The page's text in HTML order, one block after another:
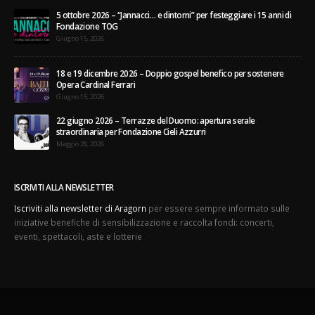
5 ottobre 2026 – “Jannacci… e dintorni” per festeggiare i 15 anni di
Fondazione TOG
Giugno 15, 2026
18 e 19 dicembre 2026 – Doppio gospel benefico per sostenere
Opera Cardinal Ferrari
Giugno 15, 2026
22 giugno 2026 – Terrazze del Duomo: apertura serale
straordinaria per Fondazione Cieli Azzurri
Maggio 28, 2026
ISCRIVITI ALLA NEWSLETTER
Iscriviti alla newsletter di Aragorn per essere sempre informato sulle
iniziative benefiche di sensibilizzazione e raccolta fondi: concerti,
eventi, spettacoli, aste e lotterie